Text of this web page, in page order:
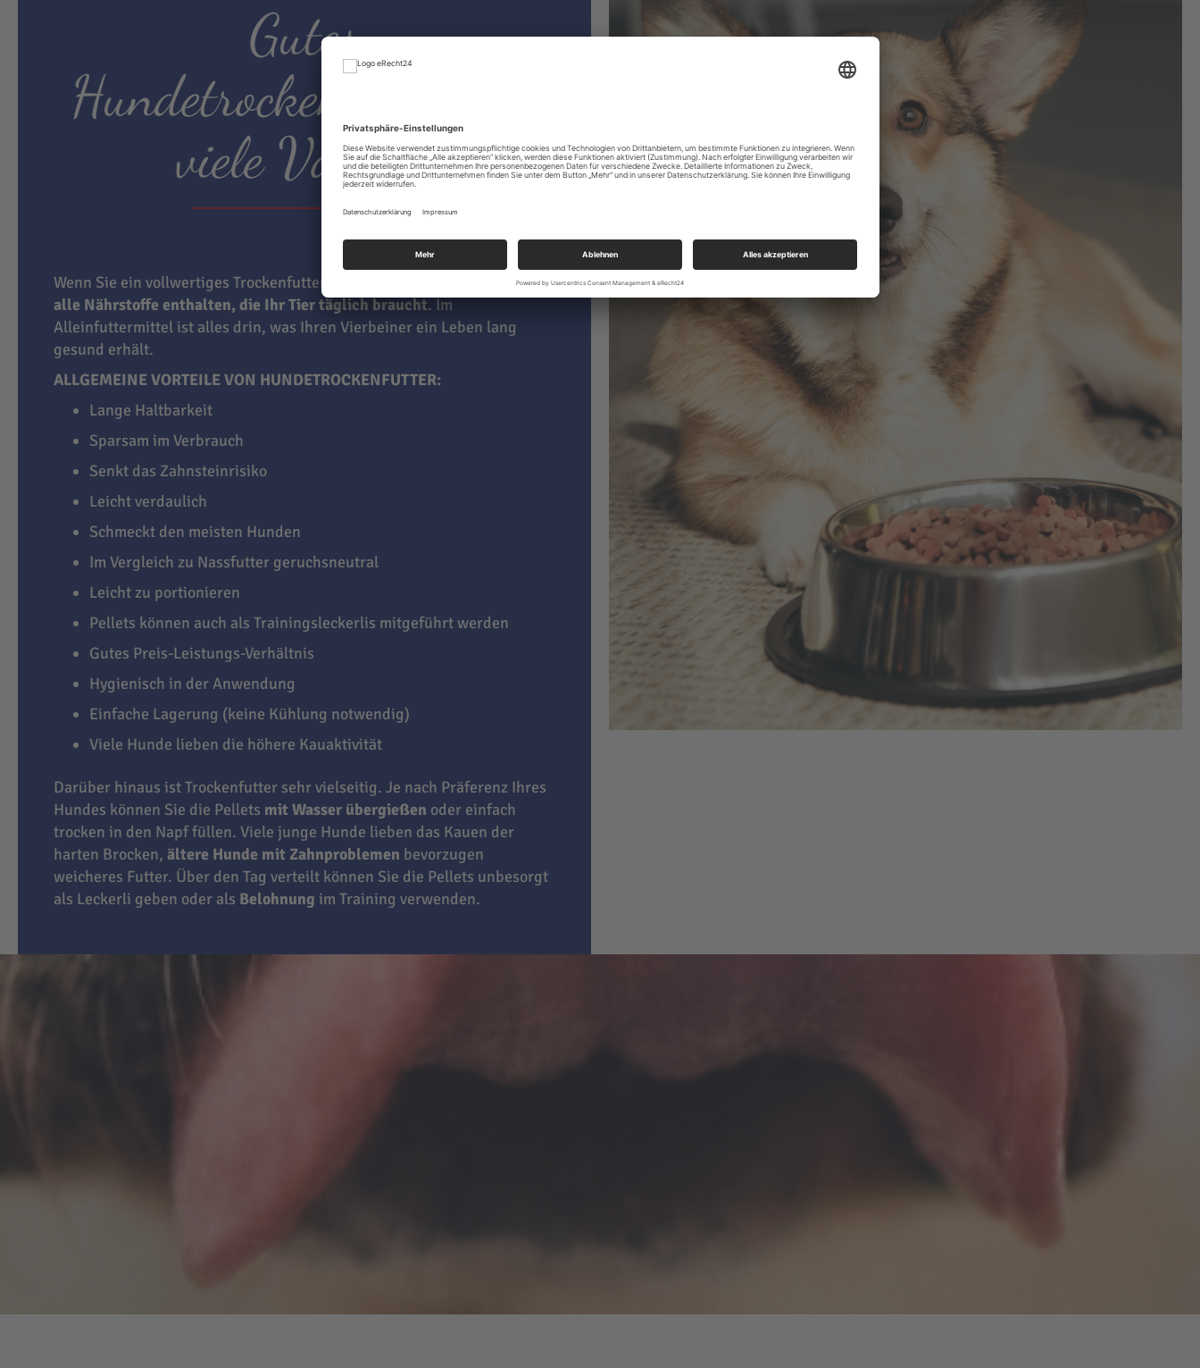
Gutes
Hundetrockenfutter hat
viele Vorteile
Wenn Sie ein vollwertiges Trockenfutter für Hunde kaufen, sind darin
alle Nährstoffe enthalten, die Ihr Tier täglich braucht. Im
Alleinfuttermittel ist alles drin, was Ihren Vierbeiner ein Leben lang
gesund erhält.
ALLGEMEINE VORTEILE VON HUNDETROCKENFUTTER:
Lange Haltbarkeit
Sparsam im Verbrauch
Senkt das Zahnsteinrisiko
Leicht verdaulich
Schmeckt den meisten Hunden
Im Vergleich zu Nassfutter geruchsneutral
Leicht zu portionieren
Pellets können auch als Trainingsleckerlis mitgeführt werden
Gutes Preis-Leistungs-Verhältnis
Hygienisch in der Anwendung
Einfache Lagerung (keine Kühlung notwendig)
Viele Hunde lieben die höhere Kauaktivität
Darüber hinaus ist Trockenfutter sehr vielseitig. Je nach Präferenz Ihres
Hundes können Sie die Pellets mit Wasser übergießen oder einfach
trocken in den Napf füllen. Viele junge Hunde lieben das Kauen der
harten Brocken, ältere Hunde mit Zahnproblemen bevorzugen
weicheres Futter. Über den Tag verteilt können Sie die Pellets unbesorgt
als Leckerli geben oder als Belohnung im Training verwenden.